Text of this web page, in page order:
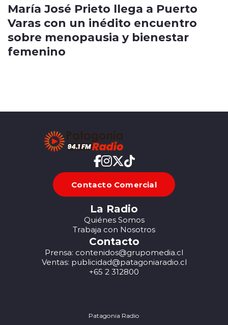
María José Prieto llega a Puerto
Varas con un inédito encuentro
sobre menopausia y bienestar
femenino
Contacto Comercial
La Radio
Quiénes Somos
Trabaja con Nosotros
Contacto
Prensa: contenidos@grupomedia.cl
Ventas: publicidad@patagoniaradio.cl
+65 2 312800
Patagonia Radio